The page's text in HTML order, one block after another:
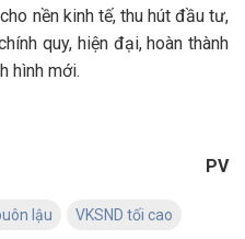
nền kinh tế, thu hút đầu tư,
quy, hiện đại, hoàn thành
hình mới.
PV
lậu VKSND tối cao